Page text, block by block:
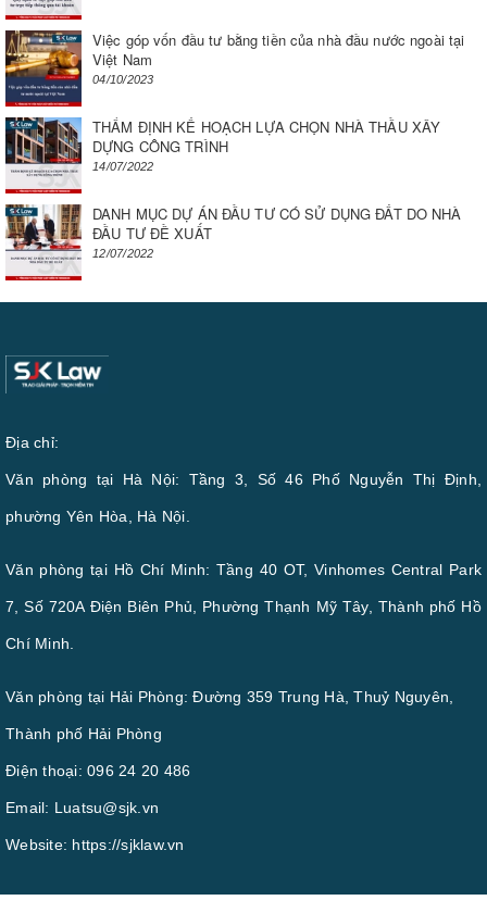
Việc góp vốn đầu tư bằng tiền của nhà đầu nước ngoài tại
Việt Nam
04/10/2023
THẨM ĐỊNH KẾ HOẠCH LỰA CHỌN NHÀ THẦU XÂY
DỰNG CÔNG TRÌNH
14/07/2022
DANH MỤC DỰ ÁN ĐẦU TƯ CÓ SỬ DỤNG ĐẤT DO NHÀ
ĐẦU TƯ ĐỀ XUẤT
12/07/2022
Địa chỉ:
Văn phòng tại Hà Nội: Tầng 3, Số 46 Phố Nguyễn Thị Định,
phường Yên Hòa, Hà Nội.
Văn phòng tại Hồ Chí Minh: Tầng 40 OT, Vinhomes Central Park
7, Số 720A Điện Biên Phủ, Phường Thạnh Mỹ Tây, Thành phố Hồ
Chí Minh.
Văn phòng tại Hải Phòng: Đường 359 Trung Hà, Thuỷ Nguyên,
Thành phố Hải Phòng
Điện thoại: 096 24 20 486
Email: Luatsu@sjk.vn
Website: https://sjklaw.vn